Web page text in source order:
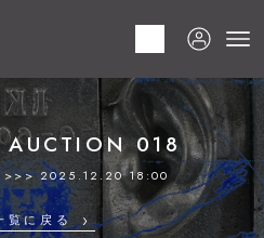
AUCTION 018
>>> 2025.12.20 18:00
覧に戻る